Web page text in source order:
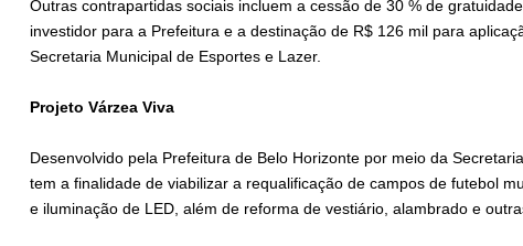
Outras contrapartidas sociais incluem a cessão de 30 % de
investidor para a Prefeitura e a destinação de R$ 126 mil para
Secretaria Municipal de Esportes e Lazer.
Projeto Várzea Viva
Desenvolvido pela Prefeitura de Belo Horizonte por meio da
tem a finalidade de viabilizar a requalificação de campos de futebol
e iluminação de LED, além de reforma de vestiário, alambrado e